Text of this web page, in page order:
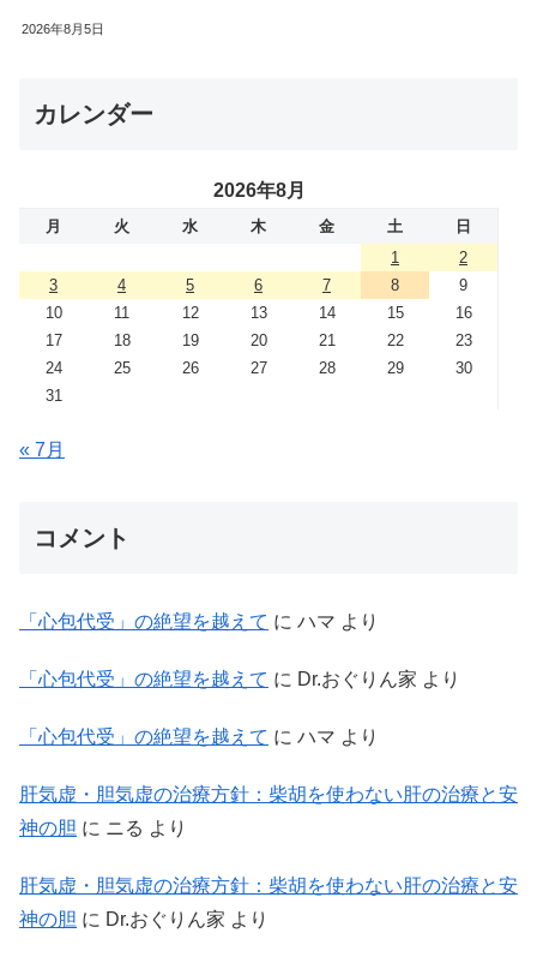
2026年8月5日
カレンダー
2026年8月
月 火 水 木 金 土
日
1
2
3
4 5 6 7 8
9
10
11 12 13 14 15
16
17
18 19 20 21 22
23
24
25 26 27 28 29
30
31
« 7月
コメント
「心包代受」の絶望を越えて に ハマ より
「心包代受」の絶望を越えて に Dr.おぐりん家 より
「心包代受」の絶望を越えて に ハマ より
肝気虚・胆気虚の治療方針：柴胡を使わない肝の治療と安
神の胆 に ニる より
肝気虚・胆気虚の治療方針：柴胡を使わない肝の治療と安
神の胆 に Dr.おぐりん家 より